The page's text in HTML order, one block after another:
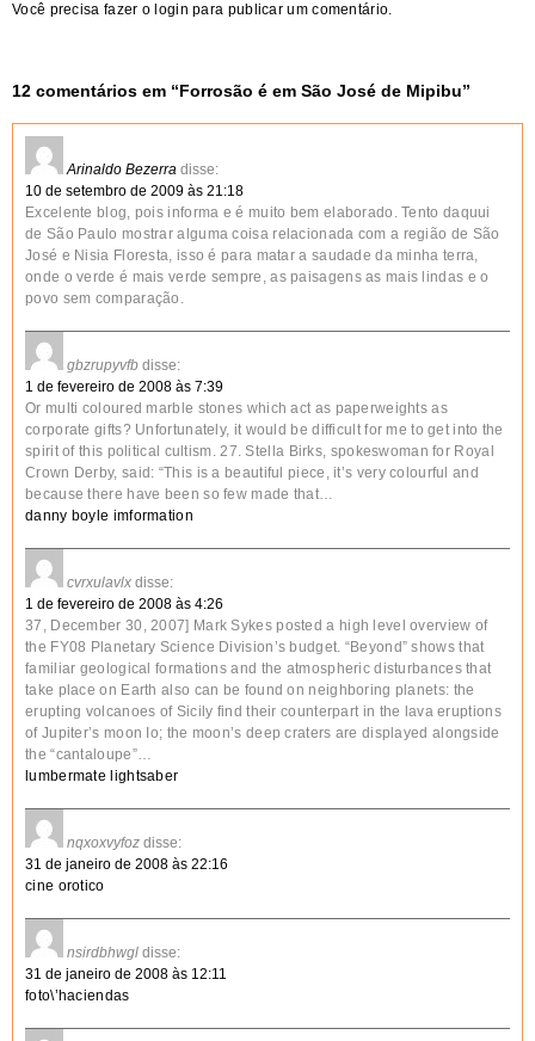
Você precisa fazer o login para publicar um comentário.
12 comentários em “Forrosão é em São José de Mipibu”
Arinaldo Bezerra disse:
10 de setembro de 2009 às 21:18
Excelente blog, pois informa e é muito bem elaborado. Tento daquui
de São Paulo mostrar alguma coisa relacionada com a região de São
José e Nisia Floresta, isso é para matar a saudade da minha terra,
onde o verde é mais verde sempre, as paisagens as mais lindas e o
povo sem comparação.
gbzrupyvfb disse:
1 de fevereiro de 2008 às 7:39
Or multi coloured marble stones which act as paperweights as
corporate gifts? Unfortunately, it would be difficult for me to get into the
spirit of this political cultism. 27. Stella Birks, spokeswoman for Royal
Crown Derby, said: “This is a beautiful piece, it’s very colourful and
because there have been so few made that…
danny boyle imformation
cvrxulavlx disse:
1 de fevereiro de 2008 às 4:26
37, December 30, 2007] Mark Sykes posted a high level overview of
the FY08 Planetary Science Division’s budget. “Beyond” shows that
familiar geological formations and the atmospheric disturbances that
take place on Earth also can be found on neighboring planets: the
erupting volcanoes of Sicily find their counterpart in the lava eruptions
of Jupiter’s moon Io; the moon’s deep craters are displayed alongside
the “cantaloupe”…
lumbermate lightsaber
nqxoxvyfoz disse:
31 de janeiro de 2008 às 22:16
cine orotico
nsirdbhwgl disse:
31 de janeiro de 2008 às 12:11
foto\’haciendas